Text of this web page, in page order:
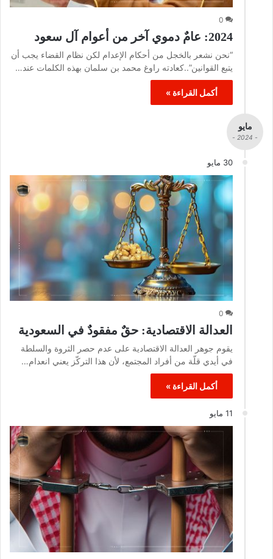
0
2024: عامٌ دموي آخر من أعوام آل سعود
“نحن نشعر بالخجل من أحكام الإعدام لكن نظام القضاء يجب أن
يتبع القوانين”..كعادته راوغ محمد بن سلمان بهذه الكلمات عند…
أكمل القراءة »
مايو
- 2024 -
30 مايو
0
العدالة الاقتصادية: حقٌ مفقودٌ في السعودية
يقوم جوهر العدالة الاقتصادية على عدم حصر الثروة والسلطة
في أيدي قلّة من أفراد المجتمع، لأن هذا التركّز يعني انعدام…
أكمل القراءة »
11 مايو